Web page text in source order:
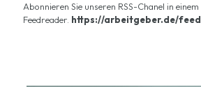
Abonnieren Sie unseren RSS-Chanel in einem
Feedreader. https://arbeitgeber.de/feed